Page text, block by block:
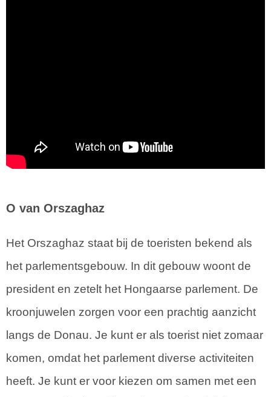
O van Orszaghaz
Het Orszaghaz staat bij de toeristen bekend als
het parlementsgebouw. In dit gebouw woont de
president en zetelt het Hongaarse parlement. De
kroonjuwelen zorgen voor een prachtig aanzicht
langs de Donau. Je kunt er als toerist niet zomaar
komen, omdat het parlement diverse activiteiten
heeft. Je kunt er voor kiezen om samen met een